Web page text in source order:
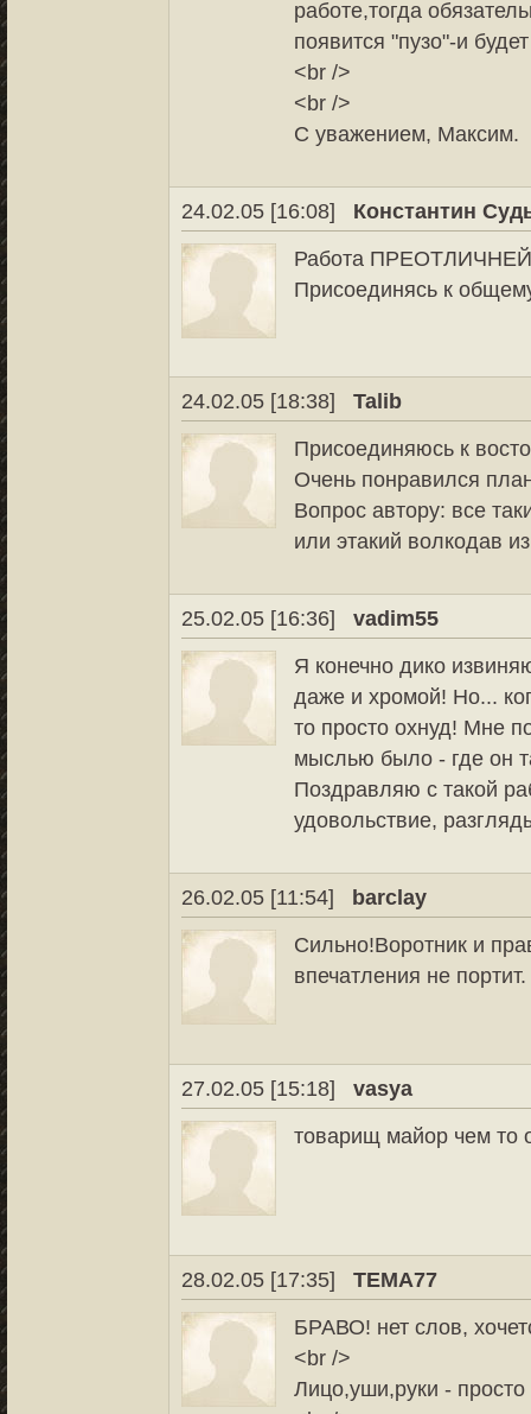
работе,тогда
появится "пузо"-и
<br />
<br />
С уважением, Максим.
24.02.05 [16:08]
Константин
Работа
Присоединясь к
24.02.05 [18:38]
Talib
Присоединяюсь к
Очень понравился
Вопрос автору: все
или этакий волкодав
25.02.05 [16:36]
vadim55
Я конечно дико
даже и хромой! Но...
то просто охнуд! Мне
мыслью было - где он
Поздравляю с такой
удовольствие,
26.02.05 [11:54]
barclay
Сильно!Воротник и
впечатления не портит.
27.02.05 [15:18]
vasya
товарищ майор чем то
28.02.05 [17:35]
TEMA77
БРАВО! нет слов,
<br />
Лицо,уши,руки -